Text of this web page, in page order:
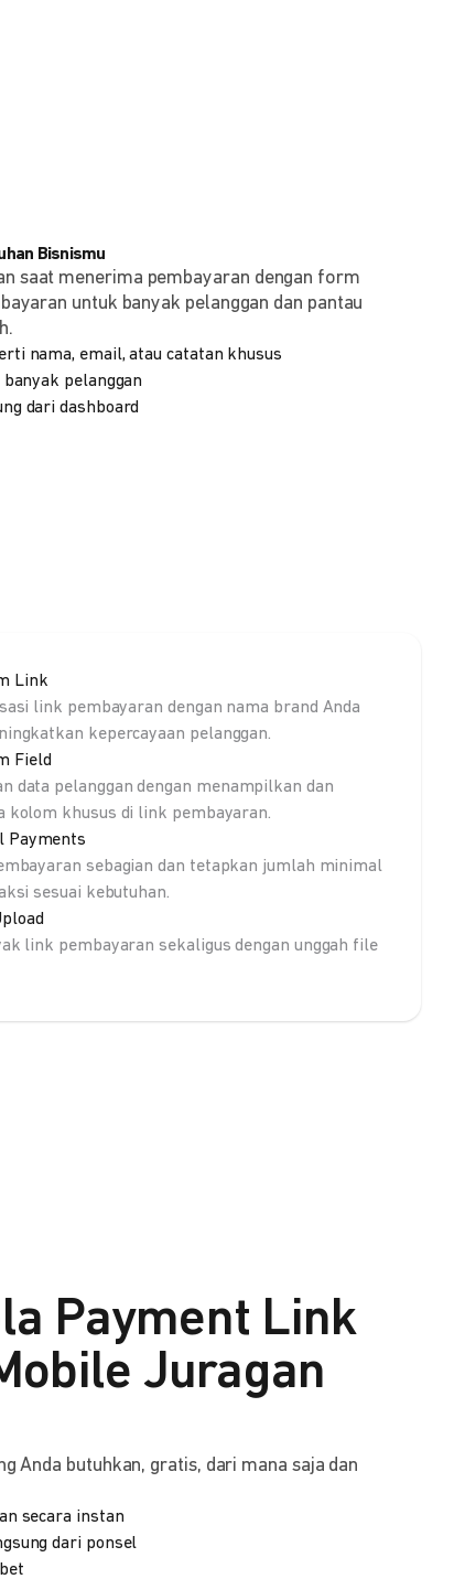
Bisnismu
saat menerima pembayaran dengan form
untuk banyak pelanggan dan pantau
nama, email, atau catatan khusus
pelanggan
dari dashboard
Link
link pembayaran dengan nama brand Anda
kepercayaan pelanggan.
Field
data pelanggan dengan menampilkan dan
kolom khusus di link pembayaran.
Payments
sebagian dan tetapkan jumlah minimal
sesuai kebutuhan.
link pembayaran sekaligus dengan unggah file
Payment Link
Juragan
Anda butuhkan, gratis, dari mana saja dan
secara instan
dari ponsel